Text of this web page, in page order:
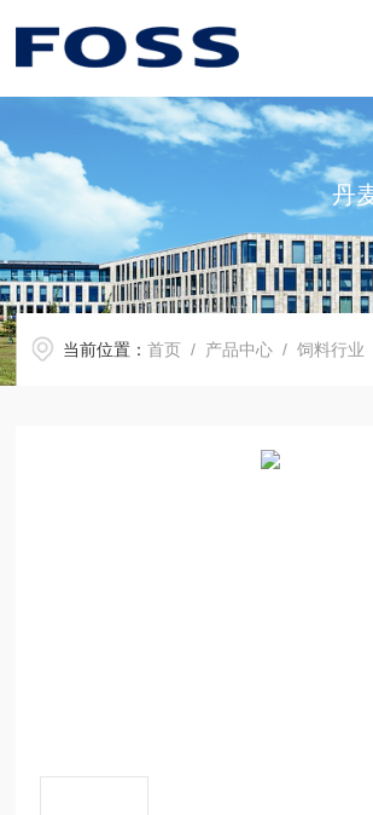
丹
当前位置：首页 / 产品中心 /饲料行业